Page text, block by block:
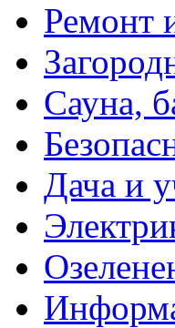
Ремонт
Сауна,
Дача и